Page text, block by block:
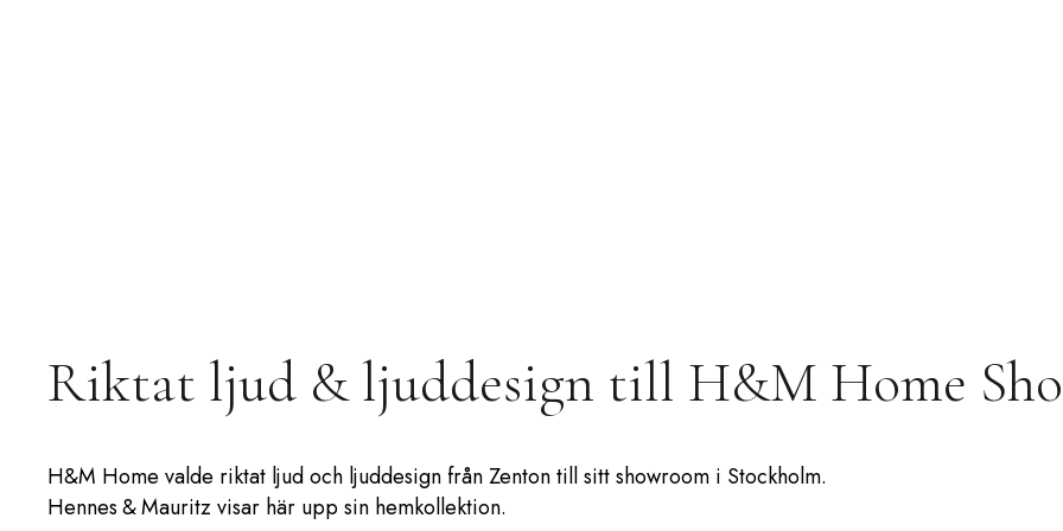
Riktat ljud & ljuddesign till H&M Home
H&M Home valde riktat ljud och ljuddesign från Zenton till sitt showroom i Stockholm.
Hennes & Mauritz visar här upp sin hemkollektion.